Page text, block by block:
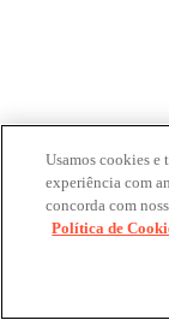
Usamos cookies e
experiência com
concorda com
Política de